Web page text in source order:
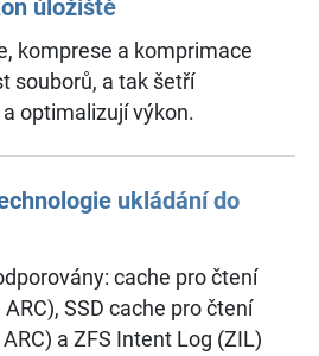
úložiště
komprese a komprimace
souborů, a tak šetří
optimalizují výkon.
ukládání do
cache pro čtení
SSD cache pro čtení
a ZFS Intent Log (ZIL)